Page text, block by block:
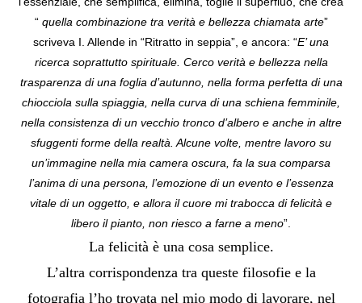
“ quella combinazione tra verità e bellezza chiamata arte”
scriveva I. Allende in “Ritratto in seppia”, e ancora: “E’ una
ricerca soprattutto spirituale. Cerco verità e bellezza nella
trasparenza di una foglia d’autunno, nella forma perfetta di una
chiocciola sulla spiaggia, nella curva di una schiena femminile,
nella consistenza di un vecchio tronco d’albero e anche in altre
sfuggenti forme della realtà. Alcune volte, mentre lavoro su
un’immagine nella mia camera oscura, fa la sua comparsa
l’anima di una persona, l’emozione di un evento e l’essenza
vitale di un oggetto, e allora il cuore mi trabocca di felicità e
libero il pianto, non riesco a farne a meno”.
La felicità è una cosa semplice.
L’altra corrispondenza tra queste filosofie e la
fotografia l’ho trovata nel mio modo di lavorare, nel